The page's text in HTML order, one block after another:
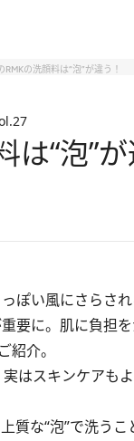
RMKの洗顔料は“泡”が違う！
“泡”が
ぽい風にさらさ
要に。肌に負担
紹介。
はスキンケアも
質な“泡”で洗う